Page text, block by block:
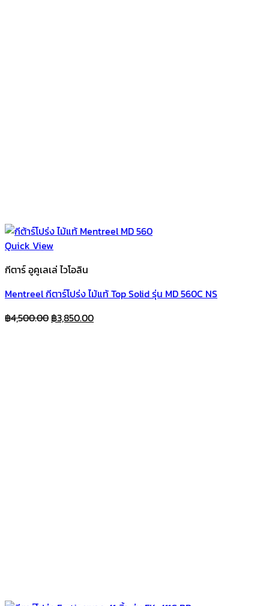
Quick View
กีตาร์ อูคูเลเล่ ไวโอลิน
Mentreel กีตาร์โปร่ง ไม้แท้ Top Solid รุ่น MD 560C NS
฿4,500.00 Original
฿3,850.00Current